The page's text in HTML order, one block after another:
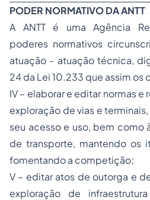
PODER NORMATIVO DA ANTT
A ANTT é uma Agência
poderes normativos
atuação - atuação técnica,
24 da Lei 10.233 que assim os
IV – elaborar e editar normas
exploração de vias e
seu acesso e uso, bem como
de transporte, mantendo os
fomentando a competição;
V – editar atos de outorga e
exploração de